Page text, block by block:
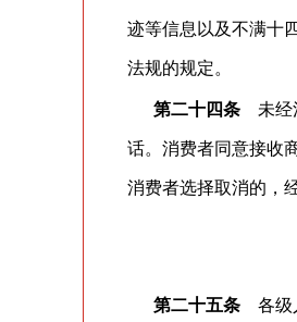
迹等信息以及不满十
法规的规定。
第二十四条 未经
话。消费者同意接收
消费者选择取消的，
第二十五条 各级